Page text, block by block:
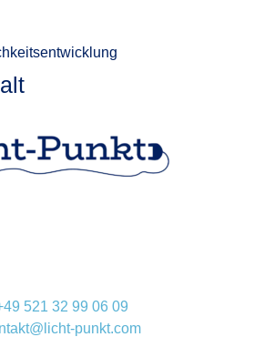
521 32 99 06 09
punkt.com